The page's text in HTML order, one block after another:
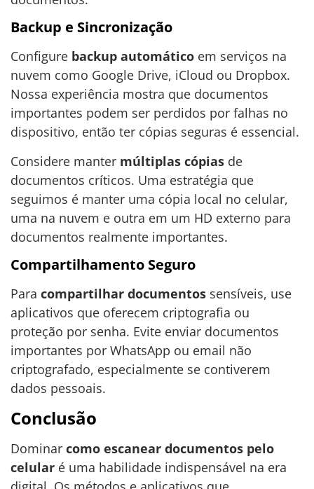
Backup e Sincronização
Configure backup automático em serviços na
nuvem como Google Drive, iCloud ou Dropbox.
Nossa experiência mostra que documentos
importantes podem ser perdidos por falhas no
dispositivo, então ter cópias seguras é essencial.
Considere manter múltiplas cópias de
documentos críticos. Uma estratégia que
seguimos é manter uma cópia local no celular,
uma na nuvem e outra em um HD externo para
documentos realmente importantes.
Compartilhamento Seguro
Para compartilhar documentos sensíveis, use
aplicativos que oferecem criptografia ou
proteção por senha. Evite enviar documentos
importantes por WhatsApp ou email não
criptografado, especialmente se contiverem
dados pessoais.
Conclusão
Dominar como escanear documentos pelo
celular é uma habilidade indispensável na era